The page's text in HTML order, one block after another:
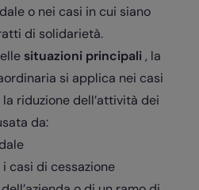
o nei casi in cui siano
di solidarietà.
situazioni principali, la
si applica nei casi
riduzione dell’attività dei
da:
casi di cessazione